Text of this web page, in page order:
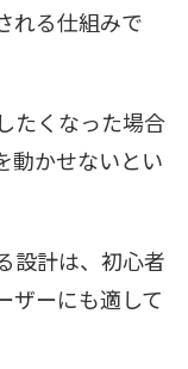
れる仕組みで
たくなった場合
動かせないとい
設計は、初心者
ザーにも適して